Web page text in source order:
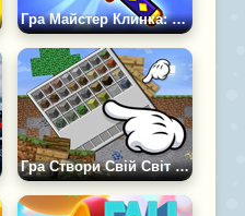
Гра Майстер Клинка: Розрізай і Виживай 2D
Гра Створи Свій Світ Майна 2D